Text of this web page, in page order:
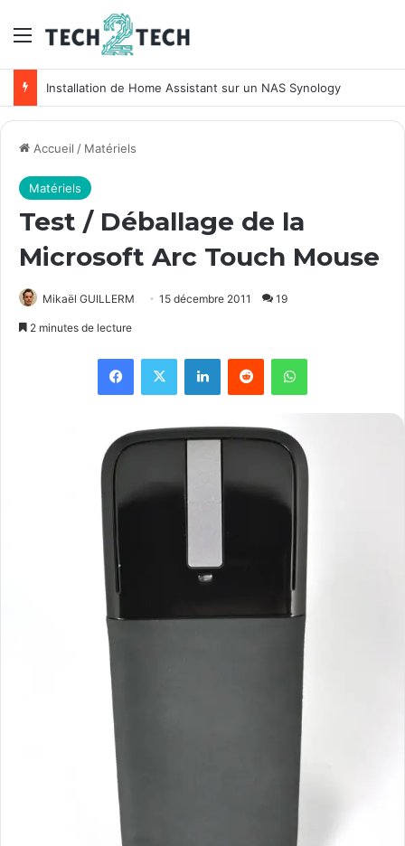
Menu
Installation de Home Assistant sur un NAS Synology
Accueil / Matériels
Matériels
Test / Déballage de la
Microsoft Arc Touch Mouse
Mikaël GUILLERM 15 décembre 2011 19
2 minutes de lecture